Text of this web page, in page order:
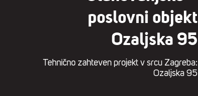
poslovni objekt
Ozaljska 95
Tehnično zahteven projekt v srcu Zagreba:
Ozaljska 95